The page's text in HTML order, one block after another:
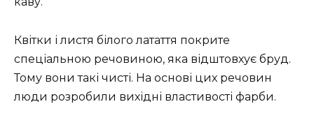
Квітки і листя білого латаття покрите
спеціальною речовиною, яка відштовхує бруд.
Тому вони такі чисті. На основі цих речовин
люди розробили вихідні властивості фарби.